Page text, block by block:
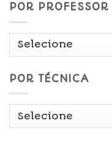
POR PROFESSOR
POR TÉCNICA